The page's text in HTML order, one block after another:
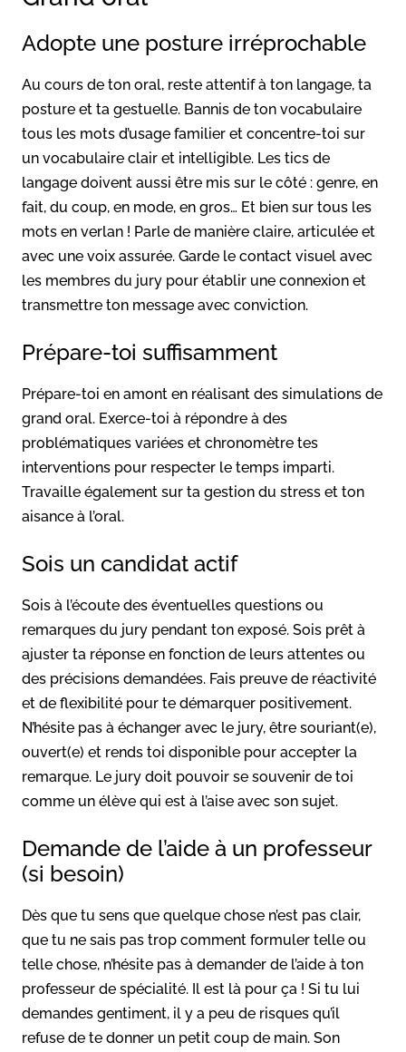
Adopte une posture irréprochable
Au cours de ton oral, reste attentif à ton langage, ta
posture et ta gestuelle. Bannis de ton vocabulaire
tous les mots d’usage familier et concentre-toi sur
un vocabulaire clair et intelligible. Les tics de
langage doivent aussi être mis sur le côté : genre, en
fait, du coup, en mode, en gros… Et bien sur tous les
mots en verlan ! Parle de manière claire, articulée et
avec une voix assurée. Garde le contact visuel avec
les membres du jury pour établir une connexion et
transmettre ton message avec conviction.
Prépare-toi suffisamment
Prépare-toi en amont en réalisant des simulations de
grand oral. Exerce-toi à répondre à des
problématiques variées et chronomètre tes
interventions pour respecter le temps imparti.
Travaille également sur ta gestion du stress et ton
aisance à l’oral.
Sois un candidat actif
Sois à l’écoute des éventuelles questions ou
remarques du jury pendant ton exposé. Sois prêt à
ajuster ta réponse en fonction de leurs attentes ou
des précisions demandées. Fais preuve de réactivité
et de flexibilité pour te démarquer positivement.
N’hésite pas à échanger avec le jury, être souriant(e),
ouvert(e) et rends toi disponible pour accepter la
remarque. Le jury doit pouvoir se souvenir de toi
comme un élève qui est à l’aise avec son sujet.
Demande de l’aide à un professeur
(si besoin)
Dès que tu sens que quelque chose n’est pas clair,
que tu ne sais pas trop comment formuler telle ou
telle chose, n’hésite pas à demander de l’aide à ton
professeur de spécialité. Il est là pour ça ! Si tu lui
demandes gentiment, il y a peu de risques qu’il
refuse de te donner un petit coup de main. Son